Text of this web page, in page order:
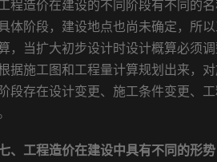
造价在建设的不同阶段有不同的名
体阶段，建设地点也尚未确定，所
，当扩大初步设计时设计概算必须
据施工图和工程量计算规划出来，
段存在设计变更、施工条件变更、
、工程造价在建设中具有不同的形势